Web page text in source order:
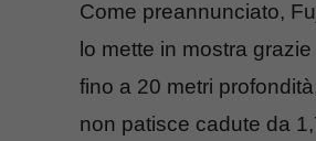
Come preannunciato,
lo mette in mostra
fino a 20 metri
non patisce cadute da